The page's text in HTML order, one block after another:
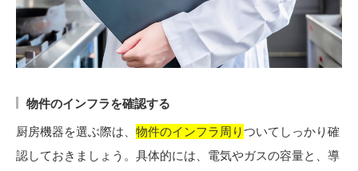
物件のインフラを確認する
厨房機器を選ぶ際は、 物件のインフラ周りついてしっかり確
認しておきましょう。具体的には、電気やガスの容量と、導